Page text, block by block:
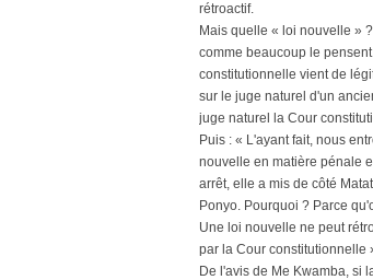
rétroactif.
Mais quelle « loi nouvelle »
comme beaucoup le
constitutionnelle vient de
sur le juge naturel d'un
juge naturel la Cour
Puis : « L'ayant fait, nous
nouvelle en matière pénale
arrêt, elle a mis de côté
Ponyo. Pourquoi ? Parce
Une loi nouvelle ne peut
par la Cour constitutionnelle
De l'avis de Me Kwamba, si